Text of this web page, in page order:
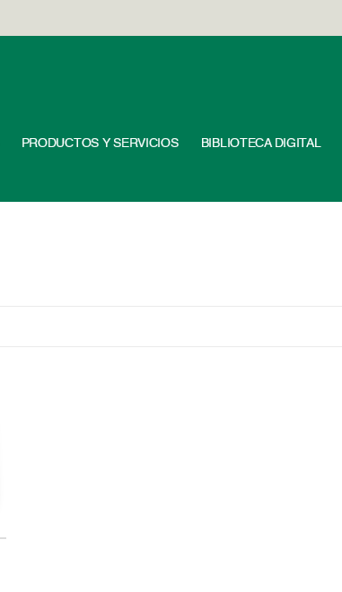
PRODUCTOS Y SERVICIOS BIBLIOTECA DIGITAL